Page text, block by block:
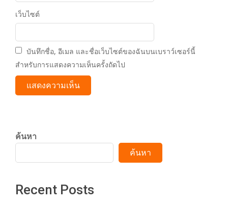
เว็บไซต์
บันทึกชื่อ, อีเมล และชื่อเว็บไซต์ของฉันบนเบราว์เซอร์นี้
สำหรับการแสดงความเห็นครั้งถัดไป
ค้นหา
ค้นหา
Recent Posts